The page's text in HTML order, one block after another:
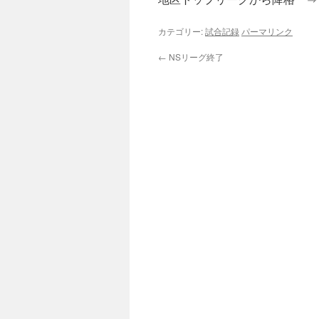
カテゴリー:試合記録 パーマリンク
← NSリーグ終了